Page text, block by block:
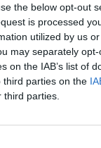
the below opt-out
is processed
utilized by us
may separately
on the IAB’s list of
third parties on the
parties.